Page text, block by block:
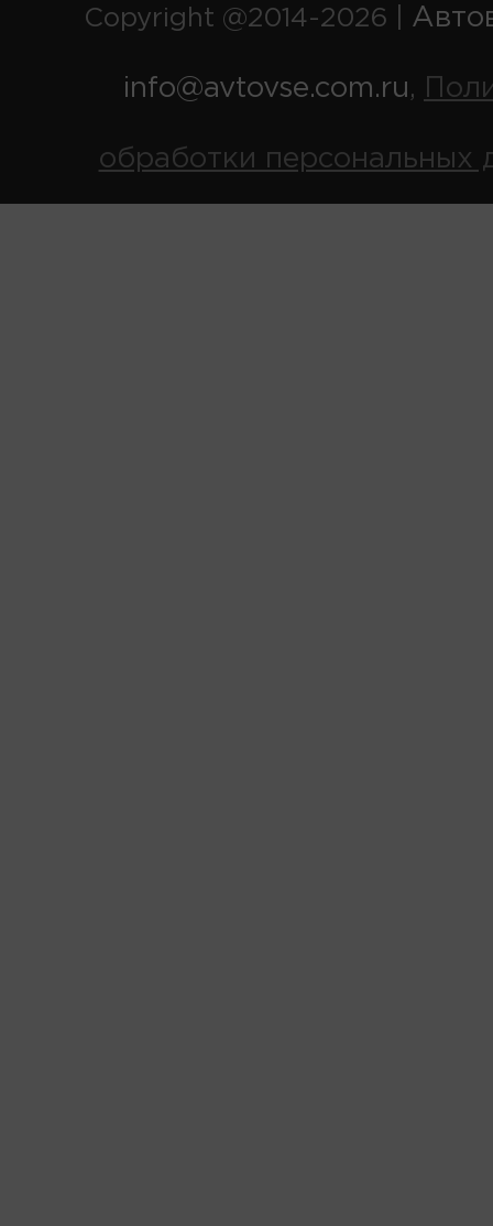
Copyright @2014-2026 |
info@avtovse.com.ru,
обработки персональных